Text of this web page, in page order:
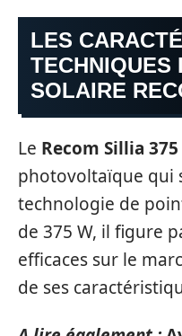
LES
TECHNIQUES
SOLAIRE
Le Recom Sillia 375
photovoltaïque qui
technologie de
de 375 W, il figure
efficaces sur le
de ses